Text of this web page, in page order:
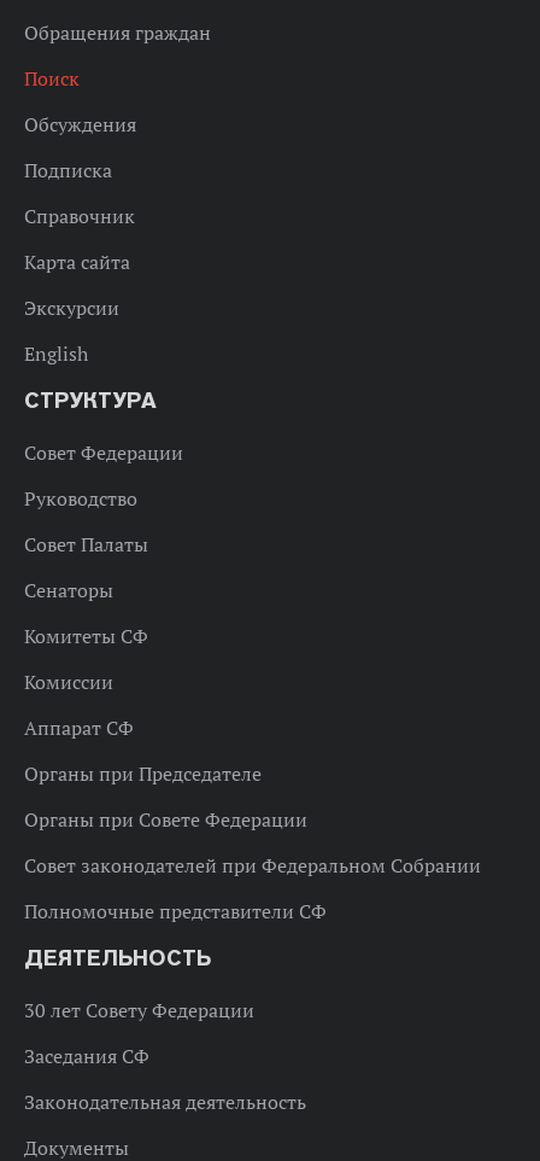
Обращения граждан
Поиск
Обсуждения
Подписка
Справочник
Карта сайта
Экскурсии
English
СТРУКТУРА
Совет Федерации
Руководство
Совет Палаты
Сенаторы
Комитеты СФ
Комиссии
Аппарат СФ
Органы при Председателе
Органы при Совете Федерации
Совет законодателей при Федеральном Собрании
Полномочные представители СФ
ДЕЯТЕЛЬНОСТЬ
30 лет Совету Федерации
Заседания СФ
Законодательная деятельность
Документы